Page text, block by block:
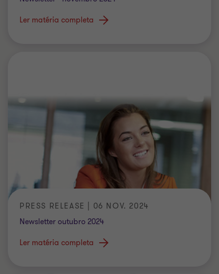
Ler matéria completa
PRESS RELEASE | 06 NOV. 2024
Newsletter outubro 2024
Ler matéria completa